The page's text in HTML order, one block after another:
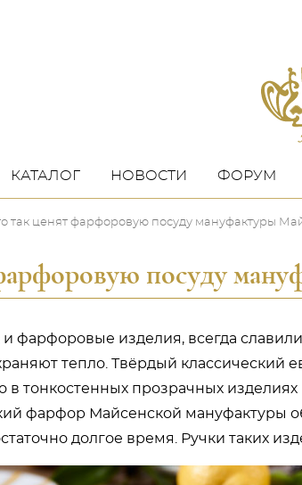
КАТАЛОГ НОВОСТИ ФОРУМ
так ценят фарфоровую посуду мануфактуры
посуду
фарфоровые изделия, всегда
тепло. Твёрдый классический
в тонкостенных прозрачных
фарфор Майсенской мануфактуры
долгое время. Ручки таких